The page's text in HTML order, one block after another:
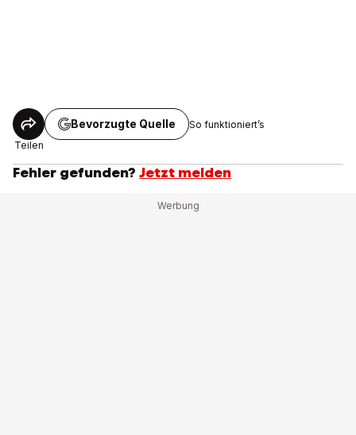
Teilen
Bevorzugte Quelle So funktioniert’s
Fehler gefunden? Jetzt melden